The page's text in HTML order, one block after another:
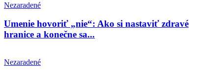
Nezaradené
Umenie hovoriť „nie“: Ako si nastaviť zdravé
hranice a konečne sa...
Nezaradené